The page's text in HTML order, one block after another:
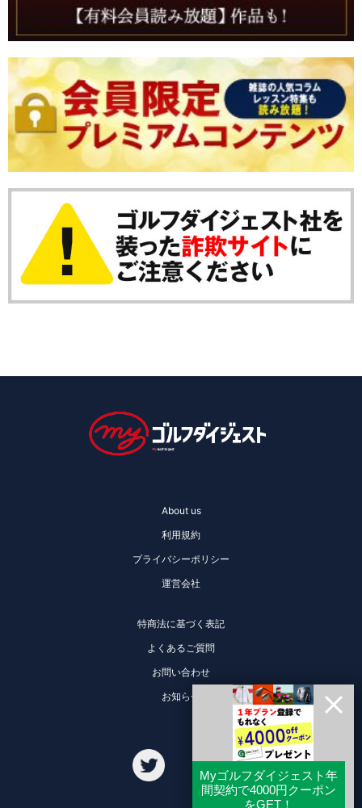
About us
利用規約
プライバシーポリシー
運営会社
特商法に基づく表記
よくあるご質問
お問い合わせ
お知らせ